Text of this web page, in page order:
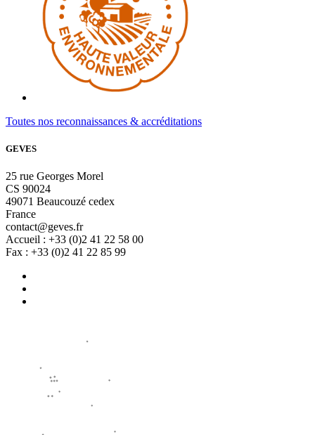
Toutes nos reconnaissances & accréditations
GEVES
25 rue Georges Morel
CS 90024
49071 Beaucouzé cedex
France
contact@geves.fr
Accueil : +33 (0)2 41 22 58 00
Fax : +33 (0)2 41 22 85 99